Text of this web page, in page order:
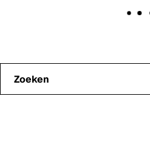
Genk
kunnen
we je